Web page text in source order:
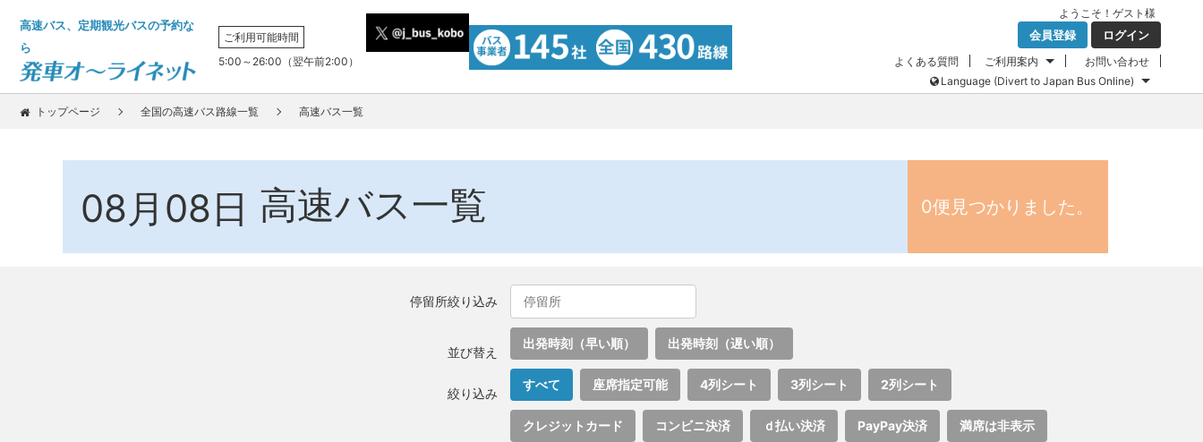
高速バス、定期観光バスの予約な
ら
ご利用可能時間
5:00～26:00（翌午前2:00）
ようこそ！ ゲスト 様
会員登録 ログイン
よくある質問 ご利用案内
お問い合わせ
Language (Divert to Japan Bus Online)
トップページ 全国の高速バス路線一覧 高速バス一覧
08月08日 高速バス一覧 0便見つかりました。
停留所絞り込み
並び替え
出発時刻（早い順） 出発時刻（遅い順）
絞り込み
すべて 座席指定可能 4列シート 3列シート 2列シート
クレジットカード コンビニ決済 ｄ払い決済 PayPay決済 満席は非表示